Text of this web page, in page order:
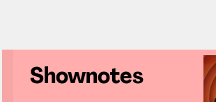
Shownotes